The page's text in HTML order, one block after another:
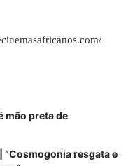
mão preta de
resgata e